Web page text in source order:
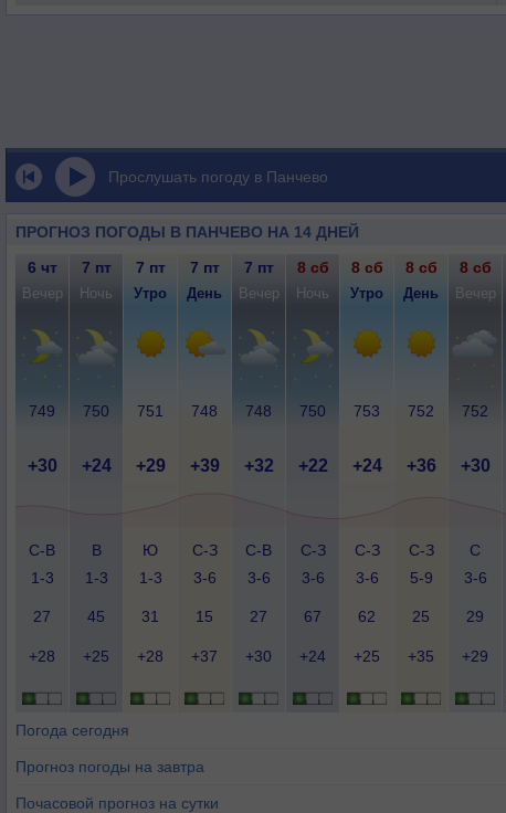
Прослушать погоду в Панчево
ПРОГНОЗ ПОГОДЫ В ПАНЧЕВО НА 14 ДНЕЙ
6 чт 7 пт 7 пт 7 пт 7 пт 8 сб 8 сб 8 сб 8 сб
Вечер Ночь Утро День Вечер Ночь Утро День Вечер
749 750 751 748 748 750 753 752 752
+30 +24 +29 +39 +32 +22 +24 +36 +30
С-В
1-3
В
1-3
Ю
1-3
С-З
3-6
С-В
3-6
С-З
3-6
С-З
3-6
С-З
5-9
С
3-6
27 45 31 15 27 67 62 25 29
+28 +25 +28 +37 +30 +24 +25 +35 +29
Погода сегодня
Прогноз погоды на завтра
Почасовой прогноз на сутки